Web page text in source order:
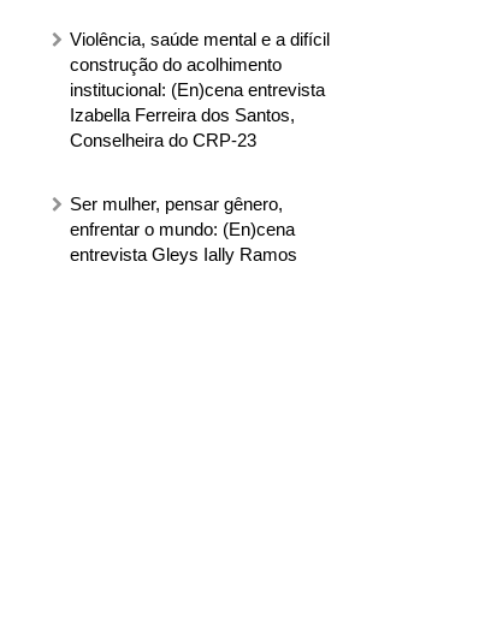
Violência, saúde mental e a difícil
construção do acolhimento
institucional: (En)cena entrevista
Izabella Ferreira dos Santos,
Conselheira do CRP-23
Ser mulher, pensar gênero,
enfrentar o mundo: (En)cena
entrevista Gleys Ially Ramos